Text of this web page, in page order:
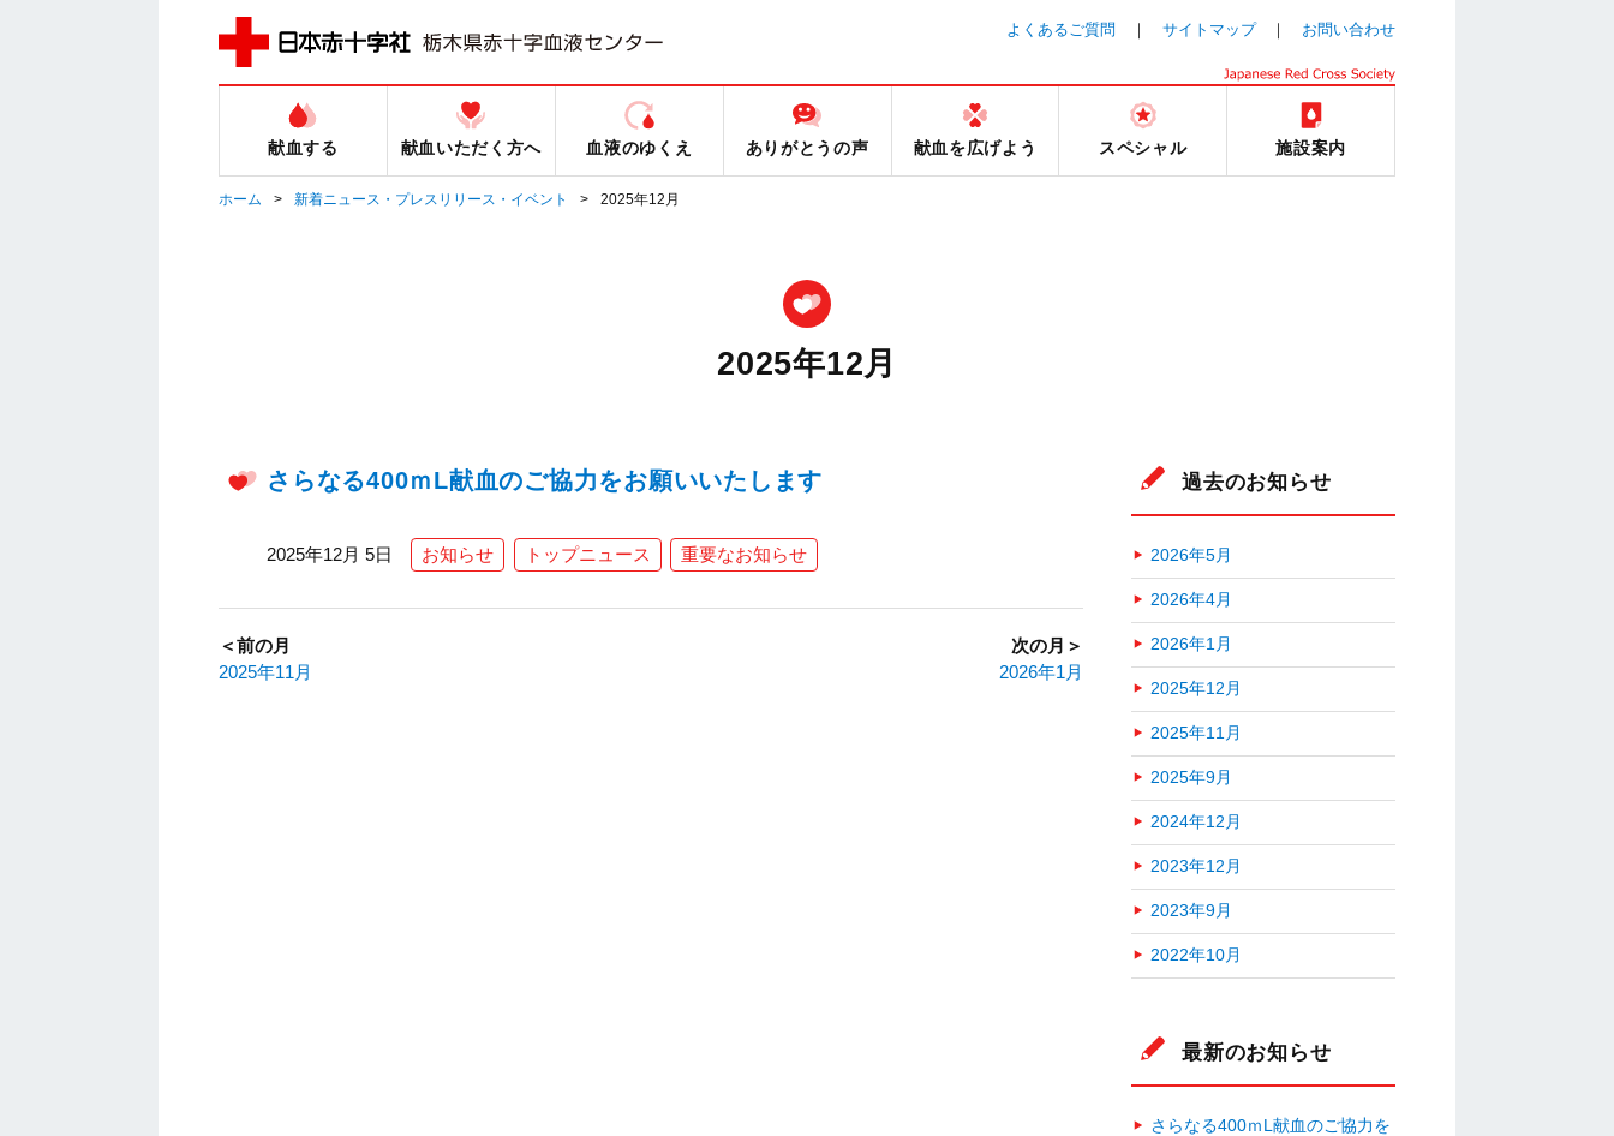
よくあるご質問 サイトマップ お問い合わせ
献血する 献血いただく方へ 血液のゆくえ ありがとうの声 献血を広げよう スペシャル 施設案内
ホーム 新着ニュース・プレスリリース・イベント 2025年12月
2025年12月
さらなる400ｍL献血のご協力をお願いいたします
2025年12月 5日 お知らせ トップニュース 重要なお知らせ
＜前の月
2025年11月
次の月＞
2026年1月
過去のお知らせ
2026年5月
2026年4月
2026年1月
2025年12月
2025年11月
2025年9月
2024年12月
2023年12月
2023年9月
2022年10月
最新のお知らせ
さらなる400ｍL献血のご協力を